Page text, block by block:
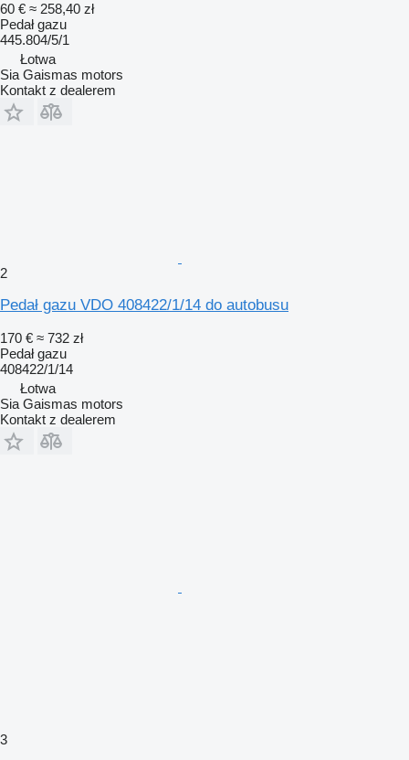
60 € ≈ 258,40 zł
Pedał gazu
445.804/5/1
Łotwa
Sia Gaismas motors
Kontakt z dealerem
2
Pedał gazu VDO 408422/1/14 do autobusu
170 € ≈ 732 zł
Pedał gazu
408422/1/14
Łotwa
Sia Gaismas motors
Kontakt z dealerem
3